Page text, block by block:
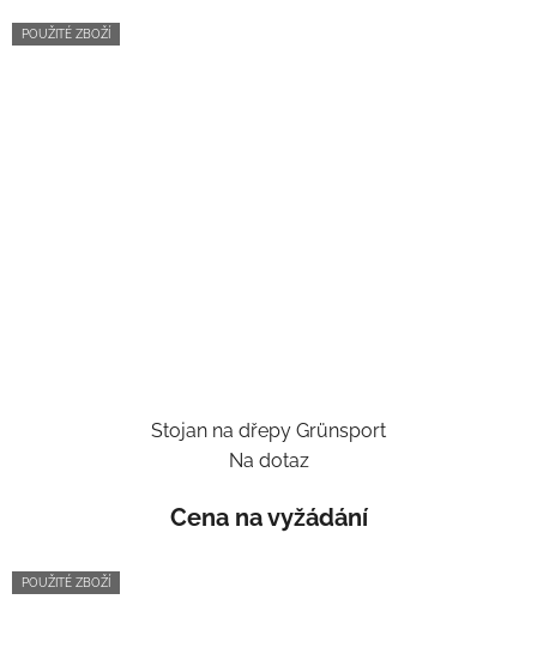
POUŽITÉ ZBOŽÍ
Stojan na dřepy Grünsport
Na dotaz
Cena na vyžádání
POUŽITÉ ZBOŽÍ